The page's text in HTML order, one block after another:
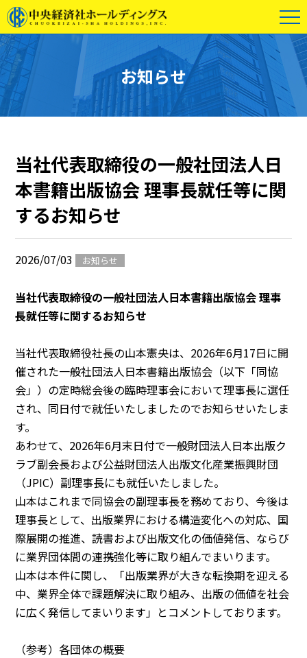
お知らせ
当社代表取締役の一般社団法人日
本書籍出版協会 理事長就任等に関
するお知らせ
2026/07/03 お知らせ
当社代表取締役の一般社団法人日本書籍出版協会 理事
長就任等に関するお知らせ
当社代表取締役社長の山本憲央は、2026年6月17日に開
催された一般社団法人日本書籍出版協会（以下「同協
会」）の定時総会後の臨時理事会において理事長に選任
され、同日付で就任いたしましたのでお知らせいたしま
す。
あわせて、2026年6月末日付で一般財団法人日本出版ク
ラブ副会長および公益財団法人出版文化産業振興財団
（JPIC）副理事長にも就任いたしました。
山本はこれまで同協会の副理事長を務めており、今後は
理事長として、出版業界における構造変化への対応、国
際展開の推進、読書および出版文化の価値発信、ならび
に業界団体間の連携強化等に取り組んでまいります。
山本は本件に関し、「出版業界が大きな転換期を迎える
中、業界全体で課題解決に取り組み、出版の価値を社会
に広く発信してまいります」とコメントしております。
（参考）各団体の概要